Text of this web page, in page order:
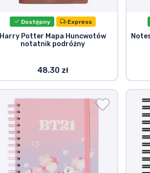
Dostępny Express
Harry Potter Mapa Huncwotów
notatnik podróżny
48.30 zł